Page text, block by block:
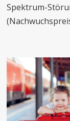
Spektrum-